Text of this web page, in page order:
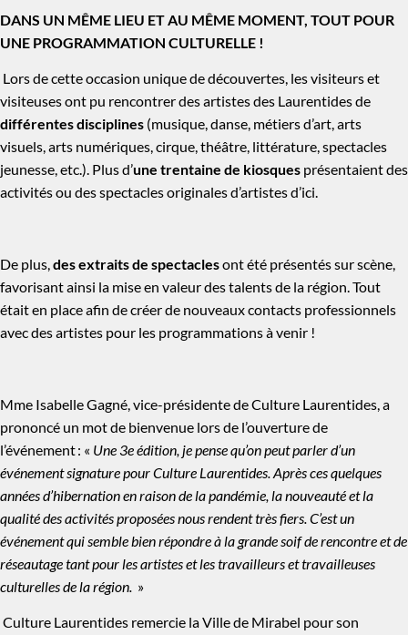
DANS UN MÊME LIEU ET AU MÊME MOMENT, TOUT POUR
UNE PROGRAMMATION CULTURELLE !
Lors de cette occasion unique de découvertes, les visiteurs et
visiteuses ont pu rencontrer des artistes des Laurentides de
différentes disciplines (musique, danse, métiers d’art, arts
visuels, arts numériques, cirque, théâtre, littérature, spectacles
jeunesse, etc.). Plus d’une trentaine de kiosques présentaient des
activités ou des spectacles originales d’artistes d’ici.
De plus,des extraits de spectaclesont été présentés sur scène,
favorisant ainsi la mise en valeur des talents de la région. Tout
était en place afin de créer de nouveaux contacts professionnels
avec des artistes pour les programmations à venir !
Mme Isabelle Gagné, vice-présidente de Culture Laurentides, a
prononcé un mot de bienvenue lors de l’ouverture de
l’événement : « Une 3e édition, je pense qu’on peut parler d’un
événement signature pour Culture Laurentides. Aprèsces quelques
années d’hibernation en raison de la pandémie, la nouveauté et la
qualité des activités proposées nous rendent très fiers. C’est un
événement qui semble bien répondre à la grande soif de rencontre et de
réseautage tant pour les artistes et les travailleurs et travailleuses
culturelles de la région. »
Culture Laurentides remercie la Ville de Mirabel pour son